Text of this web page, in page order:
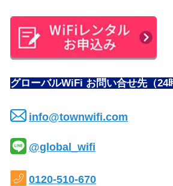
グローバルWiFi お問い合せ先（24
info@townwifi.com
@global_wifi
0120-510-670